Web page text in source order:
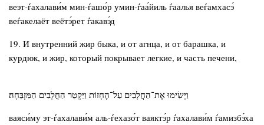
веэт-ѓахалави́м мин-ѓашо́р умин-ѓаа́йиль ѓаалья веѓамхасэ́
веѓакелаёт веётэ́рет ѓакавэ́д
19. И внутренний жир быка, и от агнца, и от барашка, и
курдюк, и жир, который покрывает легкие, и часть печени,
וַיָּשִׂימוּ אֶת־הַחֲלָבִים עַל־הֶחָזוֹת וַיַּקְטֵר הַחֲלָבִים הַמִּזְבֵּחָה׃
ваяси́му эт-ѓахалави́м аль-ѓехазо́т ваяктэ́р ѓахалави́м ѓамизбэ́ха